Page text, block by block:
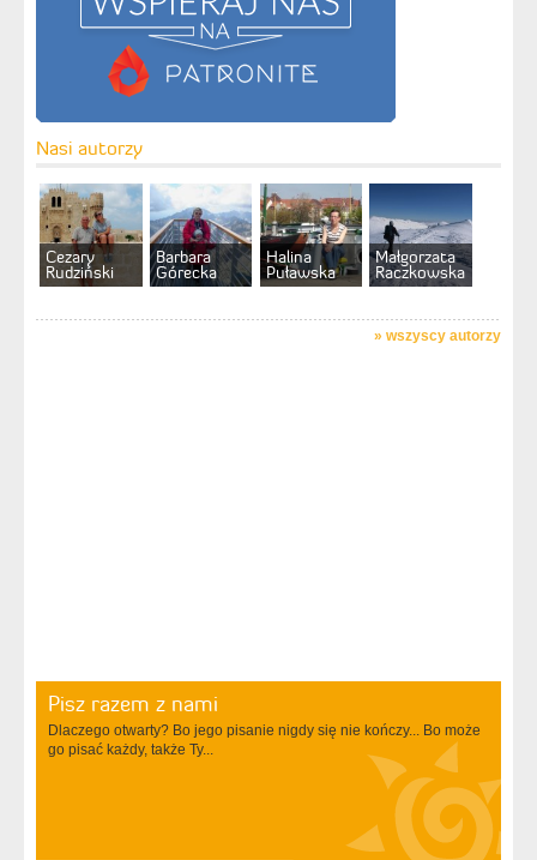
Nasi autorzy
Cezary
Rudziński
Barbara
Górecka
Halina
Puławska
Małgorzata
Raczkowska
» wszyscy autorzy
Pisz razem z nami
Dlaczego otwarty? Bo jego pisanie nigdy się nie kończy... Bo może
go pisać każdy, także Ty...